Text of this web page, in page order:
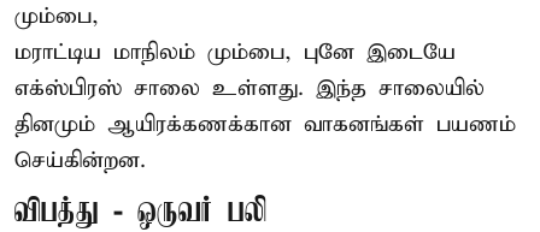
மும்பை,
மராட்டிய மாநிலம் மும்பை, புனே இடையே
எக்ஸ்பிரஸ் சாலை உள்ளது. இந்த சாலையில்
தினமும் ஆயிரக்கணக்கான வாகனங்கள் பயணம்
செய்கின்றன.
விபத்து - ஒருவர் பலி